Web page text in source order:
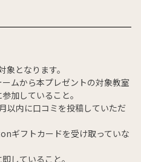
となります。
ムから本プレゼントの対象教室
加していること。
以内に口コミを投稿していただ
ギフトカードを受け取っていな
即していること。